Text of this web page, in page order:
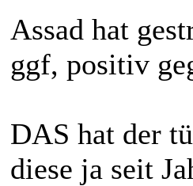
Assad hat
ggf, positiv
DAS hat der
diese ja seit